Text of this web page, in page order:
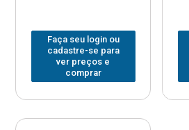
Faça seu login ou
cadastre-se para
ver preços e
comprar